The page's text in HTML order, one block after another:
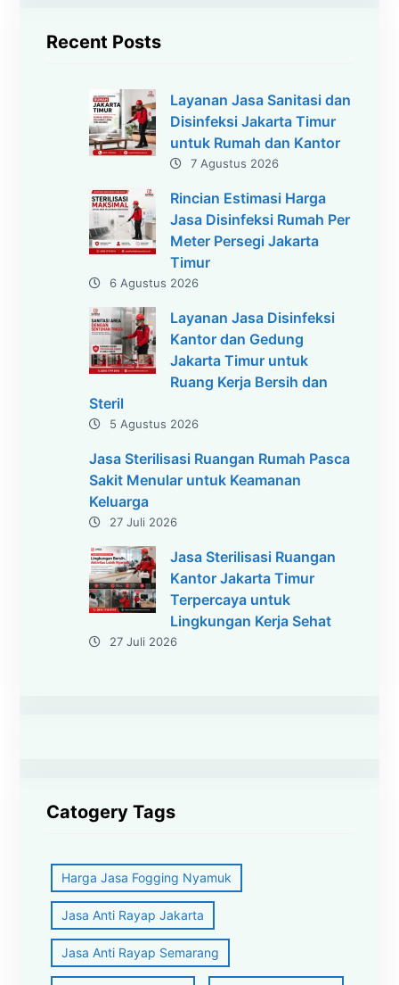
Recent Posts
Layanan Jasa Sanitasi dan
Disinfeksi Jakarta Timur
untuk Rumah dan Kantor
7 Agustus 2026
Rincian Estimasi Harga
Jasa Disinfeksi Rumah Per
Meter Persegi Jakarta
Timur
6 Agustus 2026
Layanan Jasa Disinfeksi
Kantor dan Gedung
Jakarta Timur untuk
Ruang Kerja Bersih dan
Steril
5 Agustus 2026
Jasa Sterilisasi Ruangan Rumah Pasca
Sakit Menular untuk Keamanan
Keluarga
27 Juli 2026
Jasa Sterilisasi Ruangan
Kantor Jakarta Timur
Terpercaya untuk
Lingkungan Kerja Sehat
27 Juli 2026
Catogery Tags
Harga Jasa Fogging Nyamuk
Jasa Anti Rayap Jakarta
Jasa Anti Rayap Semarang